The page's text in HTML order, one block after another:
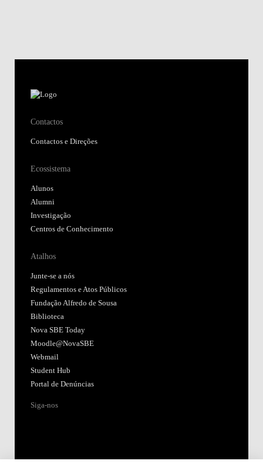
Contactos
Contactos e Direções
Ecossistema
Alunos
Alumni
Investigação
Centros de Conhecimento
Atalhos
Junte-se a nós
Regulamentos e Atos Públicos
Fundação Alfredo de Sousa
Biblioteca
Nova SBE Today
Moodle@NovaSBE
Webmail
Student Hub
Portal de Denúncias
Siga-nos